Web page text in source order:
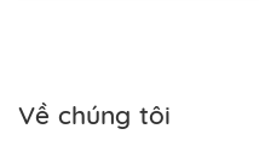
Về chúng tôi